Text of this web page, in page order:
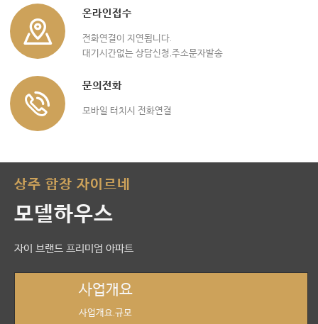
온라인접수
전화연결이 지연됩니다.
대기시간없는 상담신청,주소문자발송
문의전화
모바일 터치시 전화연결
상주 함창 자이르네
모델하우스
자이 브랜드 프리미엄 아파트
사업개요
사업개요,규모